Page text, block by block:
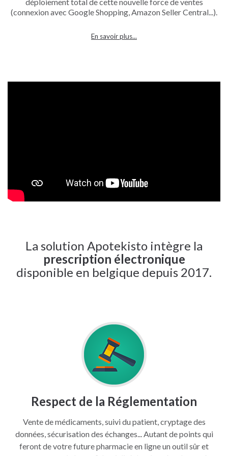
(connexion avec Google Shopping, Amazon Seller Central...).
En savoir plus...
La solution Apotekisto intègre la
prescription électronique
disponible en belgique depuis 2017.
Respect de la Réglementation
Vente de médicaments, suivi du patient, cryptage des
données, sécurisation des échanges... Autant de points qui
feront de votre future pharmacie en ligne un outil sûr et